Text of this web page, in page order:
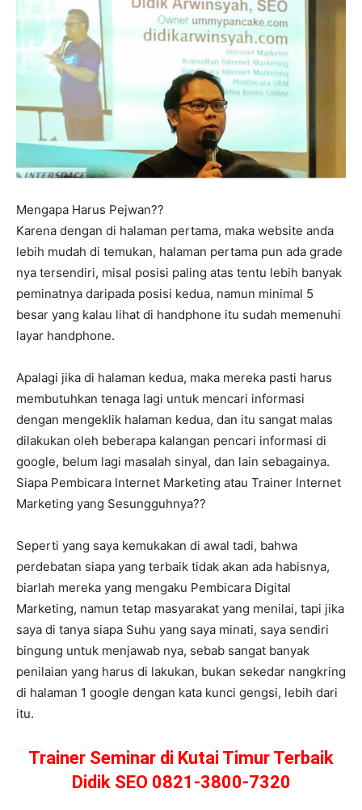
Mengapa Harus Pejwan??
Karena dengan di halaman pertama, maka website anda
lebih mudah di temukan, halaman pertama pun ada grade
nya tersendiri, misal posisi paling atas tentu lebih banyak
peminatnya daripada posisi kedua, namun minimal 5
besar yang kalau lihat di handphone itu sudah memenuhi
layar handphone.
Apalagi jika di halaman kedua, maka mereka pasti harus
membutuhkan tenaga lagi untuk mencari informasi
dengan mengeklik halaman kedua, dan itu sangat malas
dilakukan oleh beberapa kalangan pencari informasi di
google, belum lagi masalah sinyal, dan lain sebagainya.
Siapa Pembicara Internet Marketing atau Trainer Internet
Marketing yang Sesungguhnya??
Seperti yang saya kemukakan di awal tadi, bahwa
perdebatan siapa yang terbaik tidak akan ada habisnya,
biarlah mereka yang mengaku Pembicara Digital
Marketing, namun tetap masyarakat yang menilai, tapi jika
saya di tanya siapa Suhu yang saya minati, saya sendiri
bingung untuk menjawab nya, sebab sangat banyak
penilaian yang harus di lakukan, bukan sekedar nangkring
di halaman 1 google dengan kata kunci gengsi, lebih dari
itu.
Trainer Seminar di Kutai Timur Terbaik
Didik SEO 0821-3800-7320